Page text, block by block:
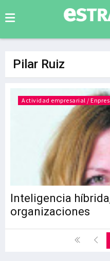
Pilar Ruiz
Inteligencia
organizaciones
Actividad empresarial /